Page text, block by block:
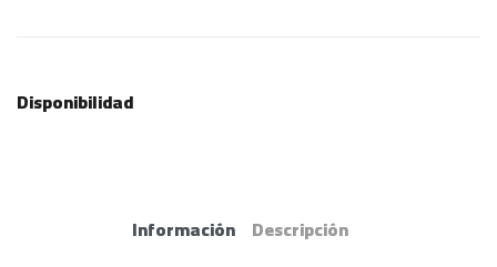
Disponibilidad
Información Descripción